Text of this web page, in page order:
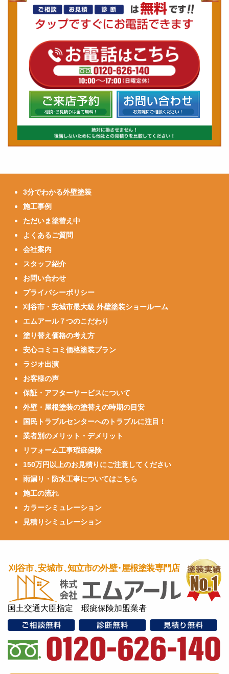
3分でわかる外壁塗装
施工事例
ただいま塗替え中
よくあるご質問
会社案内
スタッフ紹介
お問い合わせ
プライバシーポリシー
刈谷市・安城市最大級 外壁塗装ショールーム
エムアール７つのこだわり
塗り替え価格の考え方
安心コミコミ価格塗装プラン
ラジオ出演
お客様の声
保証・アフターサービスについて
外壁・屋根塗装の塗替えの時期の目安
国民トラブルセンターへのトラブルに注目！
業者別のメリット・デメリット
リフォーム工事瑕疵保険
150万円以上のお見積りにご注意してください
雨漏り・防水工事についてはこちら
施工の流れ
カラーシミュレーション
見積りシミュレーション
国土交通大臣指定 瑕疵保険加盟業者